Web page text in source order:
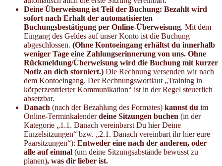
Deine Überweisung ist Teil der Buchung: Bezahlt wird
sofort nach Erhalt der automatisierten
Buchungsbestätigung per Online-Überweisung. Mit dem
Eingang des Geldes auf unser Konto ist die Buchung
abgeschlossen. (Ohne Kontoeingang erhältst du innerhalb
weniger Tage eine Zahlungserinnerung von uns. Ohne
Rückmeldung/Überweisung wird die Buchung mit kurzer
Notiz an dich storniert.) Die Rechnung versenden wir nach
dem Kontoeingang. Der Rechnungswortlaut „Training in
körperzentrierter Kommunikation“ ist in der Regel steuerlich
absetzbar.
Danach (nach der Bezahlung des Formates) kannst du im
Online-Terminkalenderdeine Sitzungen buchen (in der
Kategorie „1.1. Danach vereinbarst Du hier Deine
Einzelsitzungen“ bzw. „2.1. Danach vereinbart ihr hier eure
Paarsitzungen“): Entweder eine nach der anderen, oder
alle auf einmal (um deine Sitzungsabstände bewusst zu
planen), was dir lieber ist.